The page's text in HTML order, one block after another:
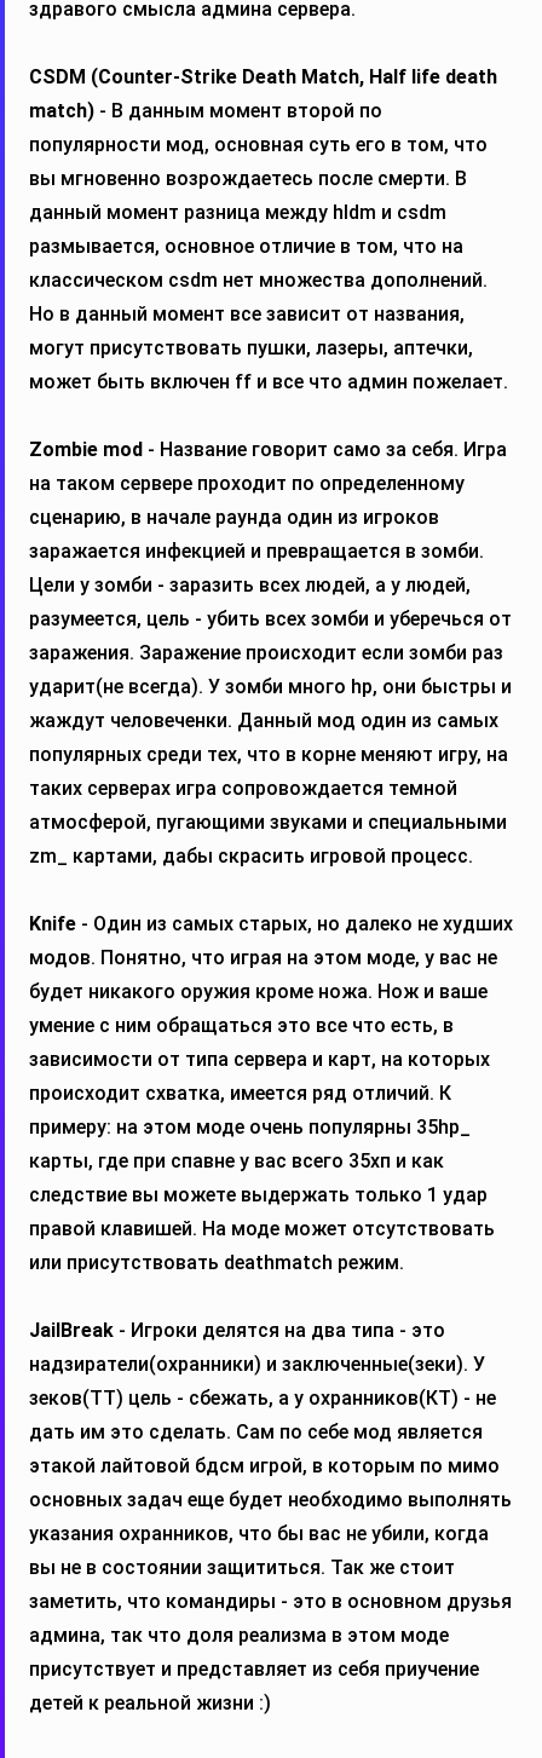
здравого смысла админа сервера.
CSDM (Counter-Strike Death Match, Half life death
match) - В данным момент второй по
популярности мод, основная суть его в том, что
вы мгновенно возрождаетесь после смерти. В
данный момент разница между hldm и csdm
размывается, основное отличие в том, что на
классическом csdm нет множества дополнений.
Но в данный момент все зависит от названия,
могут присутствовать пушки, лазеры, аптечки,
может быть включен ff и все что админ пожелает.
Zombie mod - Название говорит само за себя. Игра
на таком сервере проходит по определенному
сценарию, в начале раунда один из игроков
заражается инфекцией и превращается в зомби.
Цели у зомби - заразить всех людей, а у людей,
разумеется, цель - убить всех зомби и уберечься от
заражения. Заражение происходит если зомби раз
ударит(не всегда). У зомби много hp, они быстры и
жаждут человеченки. Данный мод один из самых
популярных среди тех, что в корне меняют игру, на
таких серверах игра сопровождается темной
атмосферой, пугающими звуками и специальными
zm_ картами, дабы скрасить игровой процесс.
Knife - Один из самых старых, но далеко не худших
модов. Понятно, что играя на этом моде, у вас не
будет никакого оружия кроме ножа. Нож и ваше
умение с ним обращаться это все что есть, в
зависимости от типа сервера и карт, на которых
происходит схватка, имеется ряд отличий. К
примеру: на этом моде очень популярны 35hp_
карты, где при спавне у вас всего 35хп и как
следствие вы можете выдержать только 1 удар
правой клавишей. На моде может отсутствовать
или присутствовать deathmatch режим.
JailBreak - Игроки делятся на два типа - это
надзиратели(охранники) и заключенные(зеки). У
зеков(ТТ) цель - сбежать, а у охранников(КТ) - не
дать им это сделать. Сам по себе мод является
этакой лайтовой бдсм игрой, в которым по мимо
основных задач еще будет необходимо выполнять
указания охранников, что бы вас не убили, когда
вы не в состоянии защититься. Так же стоит
заметить, что командиры - это в основном друзья
админа, так что доля реализма в этом моде
присутствует и представляет из себя приучение
детей к реальной жизни :)